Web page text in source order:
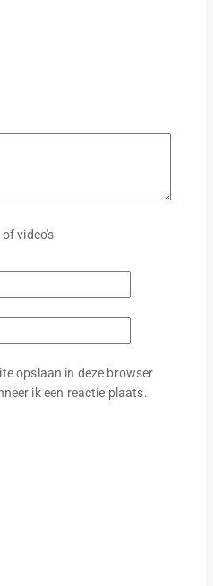
video's
opslaan in deze browser
ik een reactie plaats.